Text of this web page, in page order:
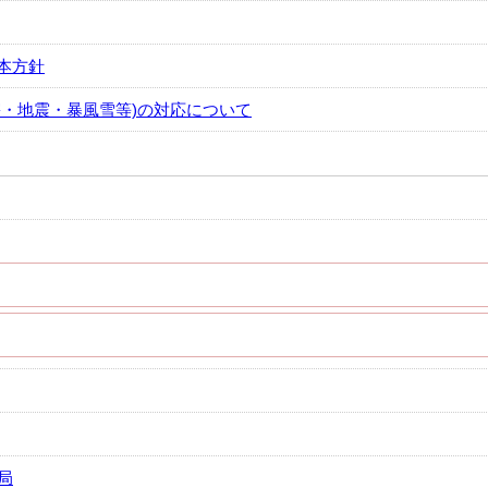
方針
地震・暴風雪等)の対応について